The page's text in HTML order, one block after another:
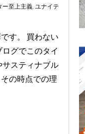
ー至上主義, ユナイテ
す。 買わない
グでこのタイ
サスティナブル
の時点での理